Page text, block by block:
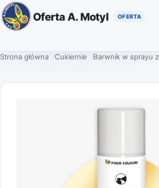
Oferta A. Motyl
Strona główna Cukiernie Barwnik w sprayu